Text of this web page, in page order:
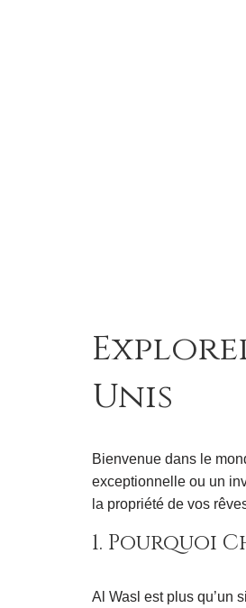
Unis
Bienvenue dans le
exceptionnelle ou un
la propriété de vos
1. Pourquoi
Al Wasl est plus qu’un